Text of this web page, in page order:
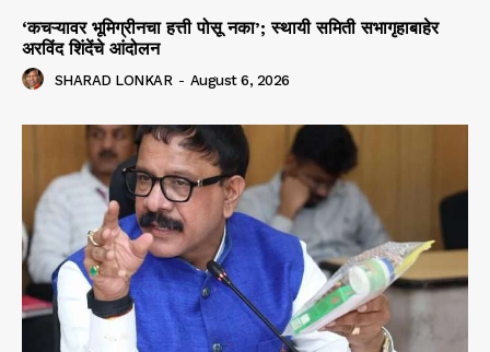
‘कचऱ्यावर भूमिग्रीनचा हत्ती पोसू नका’; स्थायी समिती सभागृहाबाहेर
अरविंद शिंदेंचे आंदोलन
SHARAD LONKAR - August 6, 2026